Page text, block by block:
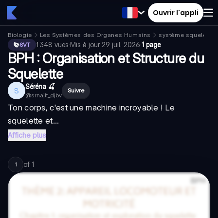
Ouvrir l'appli
Biologie Les Systèmes des Organes Humains
système
SVT
1 348 vues·Mis à jour 29 juil. 2026·1 page
BPH : Organisation et Structure du
Squelette
S Séréna 🍒
@srnajlt_djbv
Suivre
Ton corps, c'est une machine incroyable ! Le
squelette et...
Affiche plus
1 of 1